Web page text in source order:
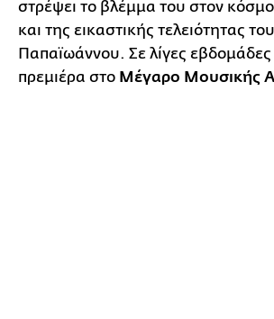
στρέψει το βλέμμα του στον
και της εικαστικής τελειότητας
Παπαϊωάννου. Σε λίγες εβδομάδες
πρεμιέρα στο Μέγαρο Μουσικής